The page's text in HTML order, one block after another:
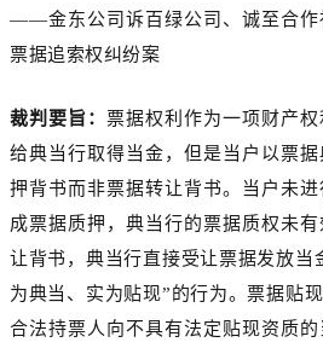
——金东公司诉百绿公司、诚至合作
票据追索权纠纷案
裁判要旨：票据权利作为一项财产
给典当行取得当金，但是当户以票
押背书而非票据转让背书。当户未
成票据质押，典当行的票据质权未
让背书，典当行直接受让票据发放当
为典当、实为贴现”的行为。票据贴
合法持票人向不具有法定贴现资质